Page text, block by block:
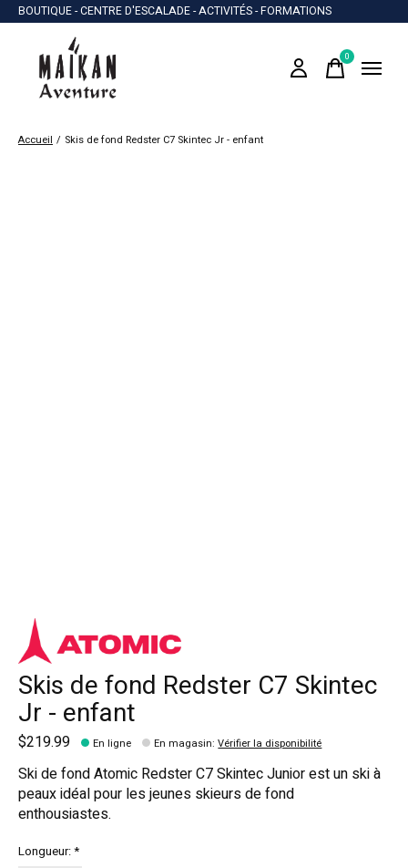
BOUTIQUE - CENTRE D'ESCALADE - ACTIVITÉS - FORMATIONS
0items
Accueil / Skis de fond Redster C7 Skintec Jr - enfant
Skis de fond Redster C7 Skintec
Jr - enfant
$219.99 En ligne En magasin:Vérifier la disponibilité
Ski de fond Atomic Redster C7 Skintec Junior est un ski à
peaux idéal pour les jeunes skieurs de fond
enthousiastes.
Longueur:*